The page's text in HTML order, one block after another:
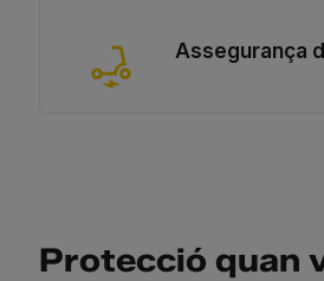
Assegurança
Protecció quan